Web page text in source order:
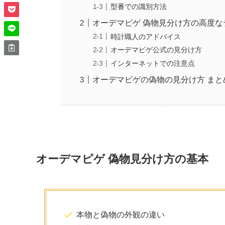
型番での識別方法
オーデマピゲ 偽物見分け方の高度な
時計職人のアドバイス
オーデマピゲ公式の見分け方
インターネットでの注意点
オーデマピゲの偽物の見分け方 まと
オーデマピゲ 偽物見分け方の基本
本物と偽物の外観の違い